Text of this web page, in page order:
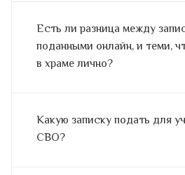
Есть ли разница между
поданными онлайн, и теми,
в храме лично?
Какую записку подать для
СВО?